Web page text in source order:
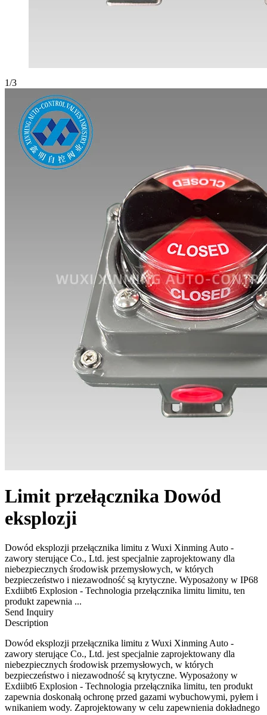
1/3
Limit przełącznika Dowód
eksplozji
Dowód eksplozji przełącznika limitu z Wuxi Xinming Auto -
zawory sterujące Co., Ltd. jest specjalnie zaprojektowany dla
niebezpiecznych środowisk przemysłowych, w których
bezpieczeństwo i niezawodność są krytyczne. Wyposażony w IP68
Exdiibt6 Explosion - Technologia przełącznika limitu limitu, ten
produkt zapewnia ...
Send Inquiry
Description
Dowód eksplozji przełącznika limitu z Wuxi Xinming Auto -
zawory sterujące Co., Ltd. jest specjalnie zaprojektowany dla
niebezpiecznych środowisk przemysłowych, w których
bezpieczeństwo i niezawodność są krytyczne. Wyposażony w
Exdiibt6 Explosion - Technologia przełącznika limitu, ten produkt
zapewnia doskonałą ochronę przed gazami wybuchowymi, pyłem i
wnikaniem wody. Zaprojektowany w celu zapewnienia dokładnego